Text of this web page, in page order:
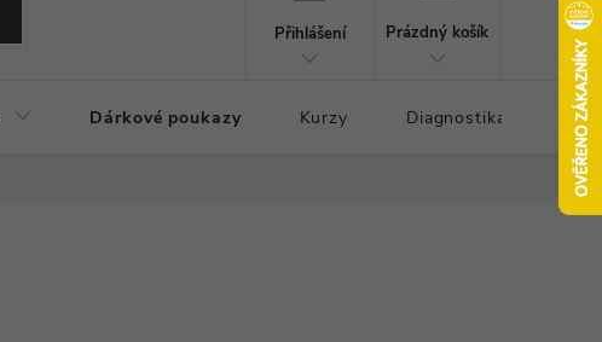
Přihlášení
Prázdný košík
Dárkové poukazy Kurzy Diagnostika došlapu